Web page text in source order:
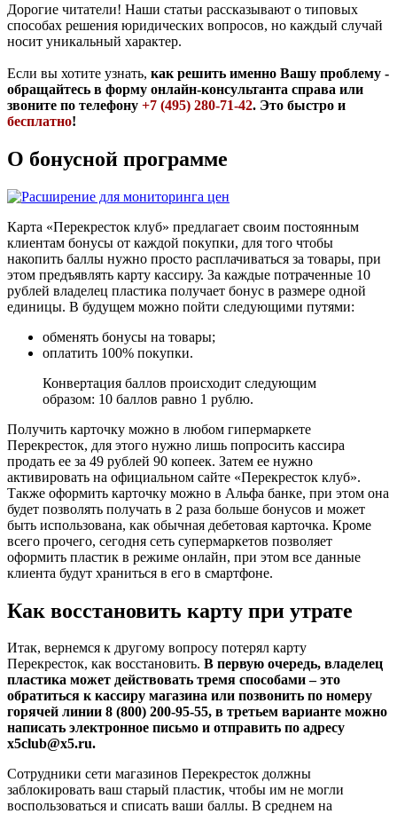
Дорогие читатели! Наши статьи рассказывают о типовых
способах решения юридических вопросов, но каждый случай
носит уникальный характер.
Если вы хотите узнать, как решить именно Вашу проблему -
обращайтесь в форму онлайн-консультанта справа или
звоните по телефону +7 (495) 280-71-42. Это быстро и
бесплатно!
О бонусной программе
Карта «Перекресток клуб» предлагает своим постоянным
клиентам бонусы от каждой покупки, для того чтобы
накопить баллы нужно просто расплачиваться за товары, при
этом предъявлять карту кассиру. За каждые потраченные 10
рублей владелец пластика получает бонус в размере одной
единицы. В будущем можно пойти следующими путями:
обменять бонусы на товары;
оплатить 100% покупки.
Конвертация баллов происходит следующим
образом: 10 баллов равно 1 рублю.
Получить карточку можно в любом гипермаркете
Перекресток, для этого нужно лишь попросить кассира
продать ее за 49 рублей 90 копеек. Затем ее нужно
активировать на официальном сайте «Перекресток клуб».
Также оформить карточку можно в Альфа банке, при этом она
будет позволять получать в 2 раза больше бонусов и может
быть использована, как обычная дебетовая карточка. Кроме
всего прочего, сегодня сеть супермаркетов позволяет
оформить пластик в режиме онлайн, при этом все данные
клиента будут храниться в его в смартфоне.
Как восстановить карту при утрате
Итак, вернемся к другому вопросу потерял карту
Перекресток, как восстановить. В первую очередь, владелец
пластика может действовать тремя способами – это
обратиться к кассиру магазина или позвонить по номеру
горячей линии 8 (800) 200-95-55, в третьем варианте можно
написать электронное письмо и отправить по адресу
x5club@x5.ru.
Сотрудники сети магазинов Перекресток должны
заблокировать ваш старый пластик, чтобы им не могли
воспользоваться и списать ваши баллы. В среднем на